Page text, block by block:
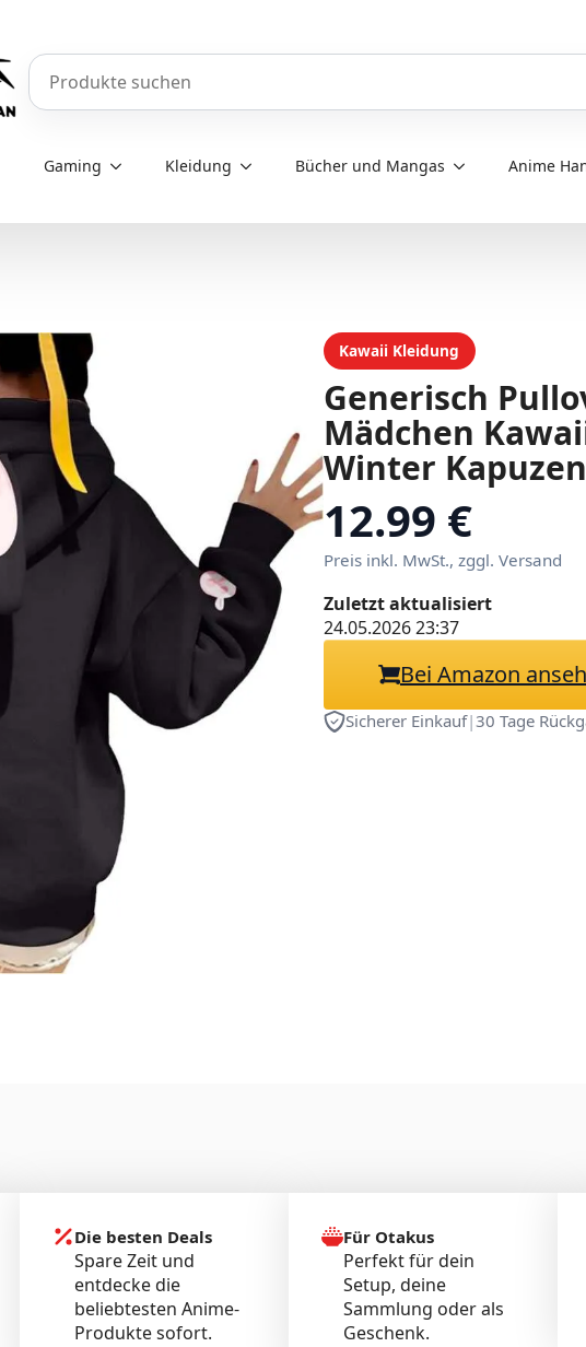
Produkte durchsuchen
Gaming Kleidung Bücher und Mangas Anime
Kawaii Kleidung
Generisch
Mädchen
Winter
Sweatshirt mit
Kapuze
Oberteile
Känguru-Tasche
12.99 €
Preis inkl. MwSt., zggl. Versand
Zuletzt aktualisiert
24.05.2026 23:37
Bei Amazon
Sicherer Einkauf|30 Tage
Die besten Deals
Spare Zeit und
entdecke die
beliebtesten Anime-
Produkte sofort.
Für Otakus
Perfekt für dein
Setup, deine
Sammlung oder als
Geschenk.